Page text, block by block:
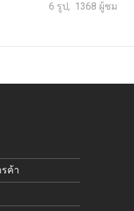
6 รูป, 1368 ผู้ชม
ค้า